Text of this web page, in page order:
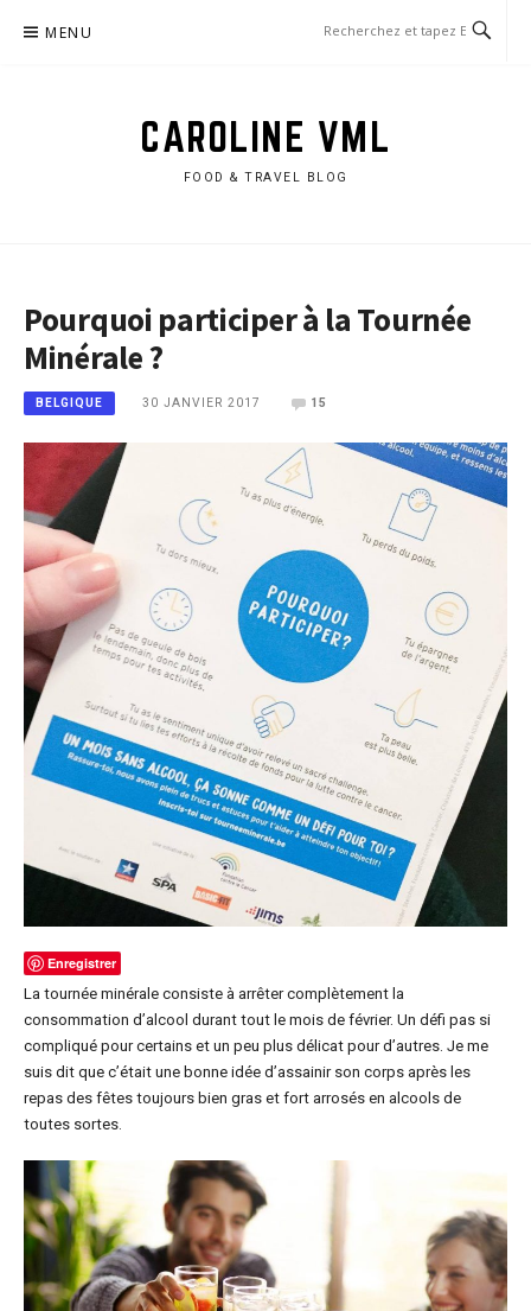
MENU
CAROLINE VML
FOOD & TRAVEL BLOG
Pourquoi participer à la Tournée
Minérale ?
BELGIQUE 30 JANVIER 2017 15
Enregistrer
La tournée minérale consiste à arrêter complètement la
consommation d’alcool durant tout le mois de février. Un défi pas si
compliqué pour certains et un peu plus délicat pour d’autres. Je me
suis dit que c’était une bonne idée d’assainir son corps après les
repas des fêtes toujours bien gras et fort arrosés en alcools de
toutes sortes.